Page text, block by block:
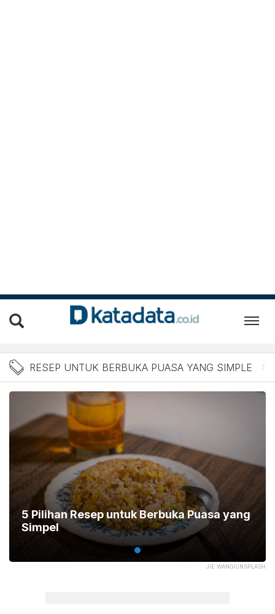
Berita Resep untuk
RESEP UNTUK BERBUKA PUASA YANG SIMPLE
JIE WANG/UNSPLASH
5 Pilihan Resep untuk Berbuka Puasa yang
Simpel